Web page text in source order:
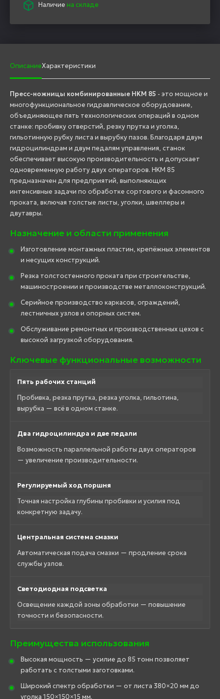
Наличие на складе
ОписаниеХарактеристики
Пресс-ножницы комбинированные HKM 85 - это мощное и
многофункциональное гидравлическое оборудование,
объединяющее пять технологических операций в одном
станке: пробивку отверстий, резку прутка и уголка,
гильотинную рубку листа и вырубку пазов. Благодаря двум
гидроцилиндрам и двум педалям управления, станок
обеспечивает высокую производительность и допускает
одновременную работу двух операторов. HKM 85
предназначен для предприятий, выполняющих
интенсивные задачи по обработке сортового и фасонного
проката, включая толстые листы, уголки, швеллеры и
двутавры.
Назначение и области применения
Изготовление монтажных пластин, крепёжных элементов
и несущих конструкций.
Резка толстостенного проката при строительстве,
машиностроении и производстве металлоконструкций.
Серийное производство каркасов, ограждений,
лестничных узлов и опорных систем.
Обслуживание ремонтных и производственных цехов с
высокой загрузкой оборудования.
Ключевые функциональные возможности
Пять рабочих станций
Пробивка, резка прутка, резка уголка, гильотина,
вырубка — всё в одном станке.
Два гидроцилиндра и две педали
Возможность параллельной работы двух операторов
— увеличение производительности.
Регулируемый ход поршня
Точная настройка глубины пробивки и усилия под
конкретную задачу.
Центральная система смазки
Автоматическая подача смазки — продление срока
службы узлов.
Светодиодная подсветка
Освещение каждой зоны обработки — повышение
точности и безопасности.
Преимущества использования
Высокая мощность — усилие до 85 тонн позволяет
работать с толстыми заготовками.
Широкий спектр обработки — от листа 380×20 мм до
уголка 150×150×15 мм.